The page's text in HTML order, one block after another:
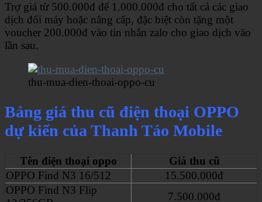
Trợ giá từ 500.000đ đế 1.000.000đ cho tất cả các giao
dịch đổi máy hoặc nâng cấp, đặc biệt còn tặng một
voucher 200.000đ vào tin nhắn zalo cho giao dịch vào
lần sau.
thu-mua-dien-thoai-oppo-cu
Bảng giá thu cũ điện thoại OPPO
dự kiến của Thanh Táo Mobile
Tên điện thoại oppo
Giá thu cũ
OPPO Find N3 16/512
15.500.000đ
OPPO Find N3 Flip
7.500.000đ